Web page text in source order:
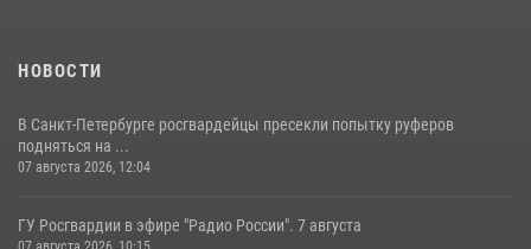
НОВОСТИ
В Санкт-Петербурге росгвардейцы пресекли попытку руферов
подняться на ...
07 августа 2026, 12:04
ГУ Росгвардии в эфире "Радио России". 7 августа